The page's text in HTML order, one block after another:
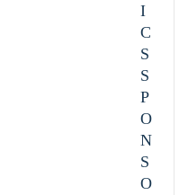
I
C
S
S
P
O
N
S
O